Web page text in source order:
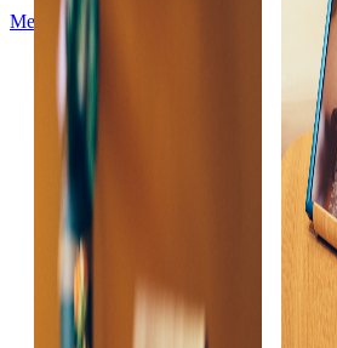
Меню